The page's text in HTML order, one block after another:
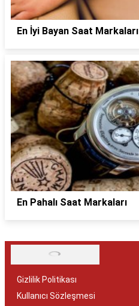
En İyi Bayan Saat Markaları
En Pahalı Saat Markaları
Gizlilik Politikası
Kullanıcı Sözleşmesi